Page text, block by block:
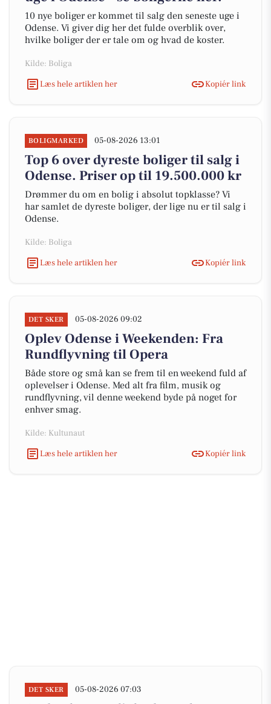
10 nye boliger er kommet til salg den seneste uge i
Odense. Vi giver dig her det fulde overblik over,
hvilke boliger der er tale om og hvad de koster.
Kilde: Boliga
Læs hele artiklen her
Kopiér link
BOLIGMARKED 05-08-2026 13:01
Top 6 over dyreste boliger til salg i
Odense. Priser op til 19.500.000 kr
Drømmer du om en bolig i absolut topklasse? Vi
har samlet de dyreste boliger, der lige nu er til salg i
Odense.
Kilde: Boliga
Læs hele artiklen her
Kopiér link
DET SKER 05-08-2026 09:02
Oplev Odense i Weekenden: Fra
Rundflyvning til Opera
Både store og små kan se frem til en weekend fuld af
oplevelser i Odense. Med alt fra film, musik og
rundflyvning, vil denne weekend byde på noget for
enhver smag.
Kilde: Kultunaut
Læs hele artiklen her
Kopiér link
DET SKER 05-08-2026 07:03